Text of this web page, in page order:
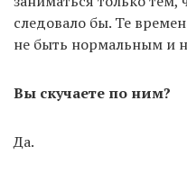
следовало бы. Те
не быть нормальным и
Вы скучаете по ним?
Да.